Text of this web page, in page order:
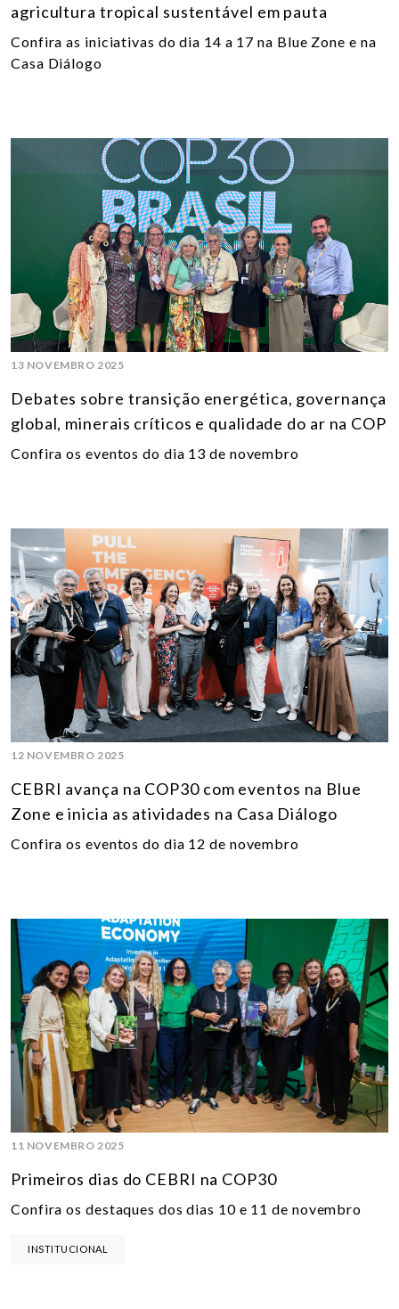
agricultura tropical sustentável em pauta
Confira as iniciativas do dia 14 a 17 na Blue Zone e na
Casa Diálogo
13 NOVEMBRO 2025
Debates sobre transição energética, governança
global, minerais críticos e qualidade do ar na COP
Confira os eventos do dia 13 de novembro
12 NOVEMBRO 2025
CEBRI avança na COP30 com eventos na Blue
Zone e inicia as atividades na Casa Diálogo
Confira os eventos do dia 12 de novembro
11 NOVEMBRO 2025
Primeiros dias do CEBRI na COP30
Confira os destaques dos dias 10 e 11 de novembro
INSTITUCIONAL